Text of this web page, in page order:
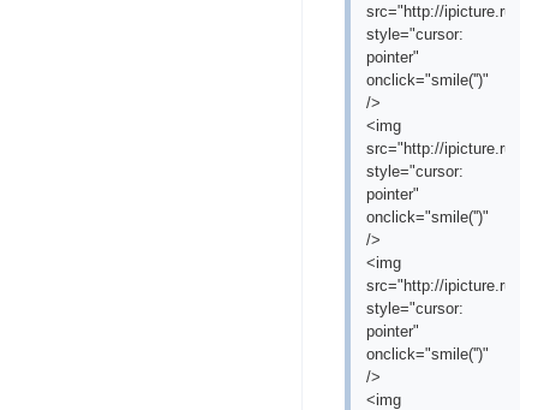
src="http://ipicture.ru/
style="cursor:
pointer"
onclick="smile('')"
/>
<img
src="http://ipicture.ru/
style="cursor:
pointer"
onclick="smile('')"
/>
<img
src="http://ipicture.ru/
style="cursor:
pointer"
onclick="smile('')"
/>
<img